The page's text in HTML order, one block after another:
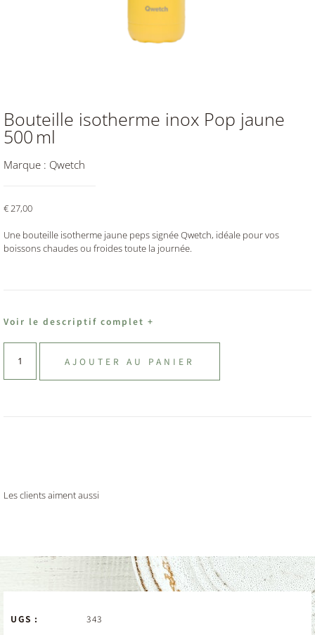
Bouteille isotherme inox Pop jaune
500 ml
Marque : Qwetch
€ 27,00
Une bouteille isotherme jaune peps signée Qwetch, idéale pour vos
boissons chaudes ou froides toute la journée.
Voir le descriptif complet +
AJOUTER AU PANIER
Les clients aiment aussi
UGS :
343